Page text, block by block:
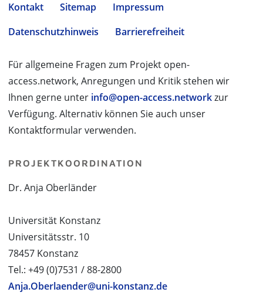
Kontakt Sitemap
Impressum
Datenschutzhinweis
Barrierefreiheit
Für allgemeine Fragen zum Projekt open-
access.network, Anregungen und Kritik stehen wir
Ihnen gerne unter info@open-access.networkzur
Verfügung. Alternativ können Sie auch unser
Kontaktformular verwenden.
PROJEKTKOORDINATION
Dr. Anja Oberländer
Universität Konstanz
Universitätsstr. 10
78457 Konstanz
Tel.: +49 (0)7531 / 88-2800
Anja.Oberlaender@uni-konstanz.de